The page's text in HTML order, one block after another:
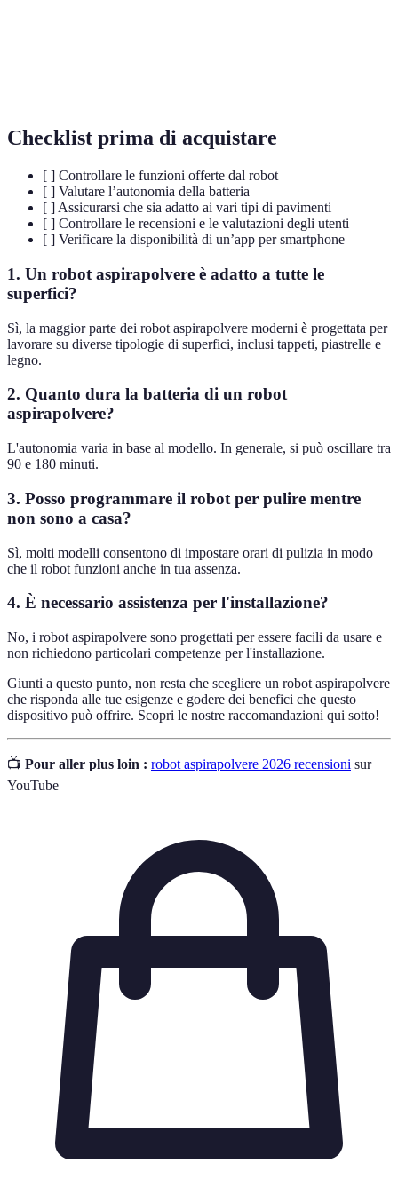
Checklist prima di acquistare
[ ] Controllare le funzioni offerte dal robot
[ ] Valutare l’autonomia della batteria
[ ] Assicurarsi che sia adatto ai vari tipi di pavimenti
[ ] Controllare le recensioni e le valutazioni degli utenti
[ ] Verificare la disponibilità di un’app per smartphone
1. Un robot aspirapolvere è adatto a tutte le
superfici?
Sì, la maggior parte dei robot aspirapolvere moderni è progettata per
lavorare su diverse tipologie di superfici, inclusi tappeti, piastrelle e
legno.
2. Quanto dura la batteria di un robot
aspirapolvere?
L'autonomia varia in base al modello. In generale, si può oscillare tra
90 e 180 minuti.
3. Posso programmare il robot per pulire mentre
non sono a casa?
Sì, molti modelli consentono di impostare orari di pulizia in modo
che il robot funzioni anche in tua assenza.
4. È necessario assistenza per l'installazione?
No, i robot aspirapolvere sono progettati per essere facili da usare e
non richiedono particolari competenze per l'installazione.
Giunti a questo punto, non resta che scegliere un robot aspirapolvere
che risponda alle tue esigenze e godere dei benefici che questo
dispositivo può offrire. Scopri le nostre raccomandazioni qui sotto!
📺 Pour aller plus loin : robot aspirapolvere 2026 recensioni sur
YouTube